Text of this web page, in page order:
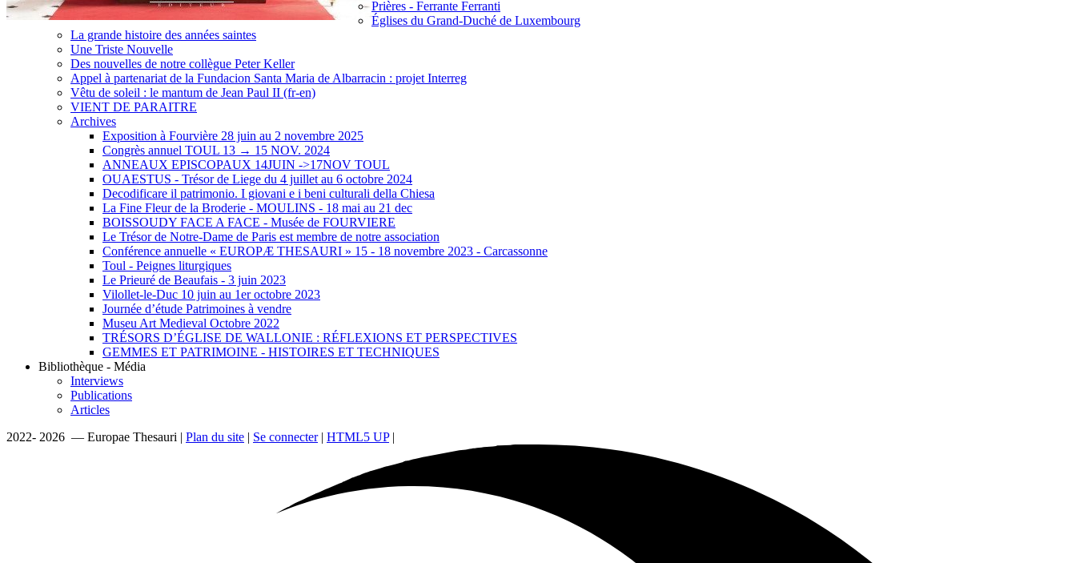
Prières - Ferrante Ferranti
Églises du Grand-Duché de Luxembourg
La grande histoire des années saintes
Une Triste Nouvelle
Des nouvelles de notre collègue Peter Keller
Appel à partenariat de la Fundacion Santa Maria de Albarracin : projet Interreg
Vêtu de soleil : le mantum de Jean Paul II (fr-en)
VIENT DE PARAITRE
Archives
Exposition à Fourvière 28 juin au 2 novembre 2025
Congrès annuel TOUL 13 → 15 NOV. 2024
ANNEAUX EPISCOPAUX 14JUIN ->17NOV TOUL
OUAESTUS - Trésor de Liege du 4 juillet au 6 octobre 2024
Decodificare il patrimonio. I giovani e i beni culturali della Chiesa
La Fine Fleur de la Broderie - MOULINS - 18 mai au 21 dec
BOISSOUDY FACE A FACE - Musée de FOURVIERE
Le Trésor de Notre-Dame de Paris est membre de notre association
Conférence annuelle « EUROPÆ THESAURI » 15 ‐ 18 novembre 2023 - Carcassonne
Toul - Peignes liturgiques
Le Prieuré de Beaufais - 3 juin 2023
Vilollet-le-Duc 10 juin au 1er octobre 2023
Journée d’étude Patrimoines à vendre
Museu Art Medieval Octobre 2022
TRÉSORS D’ÉGLISE DE WALLONIE : RÉFLEXIONS ET PERSPECTIVES
GEMMES ET PATRIMOINE - HISTOIRES ET TECHNIQUES
Bibliothèque - Média
Interviews
Publications
Articles
2022- 2026 — Europae Thesauri | Plan du site | Se connecter| HTML5 UP|